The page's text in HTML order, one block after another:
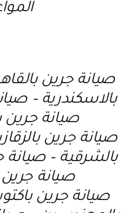
صيانة جرين
بالاسكندرية –
صيانة جرين
صيانة جرين
صيانة
صيانة جرين